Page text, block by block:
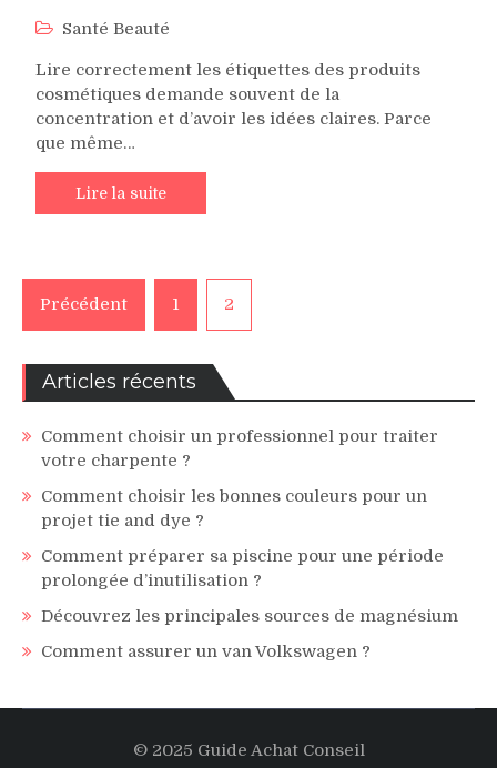
Santé Beauté
Lire correctement les étiquettes des produits
cosmétiques demande souvent de la
concentration et d’avoir les idées claires. Parce
que même…
Lire la suite
Pagination
des
publications
Précédent 1 2
Articles récents
Comment choisir un professionnel pour traiter
votre charpente ?
Comment choisir les bonnes couleurs pour un
projet tie and dye ?
Comment préparer sa piscine pour une période
prolongée d’inutilisation ?
Découvrez les principales sources de magnésium
Comment assurer un van Volkswagen ?
© 2025 Guide Achat Conseil